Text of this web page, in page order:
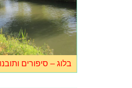
בלוג – סיפורים